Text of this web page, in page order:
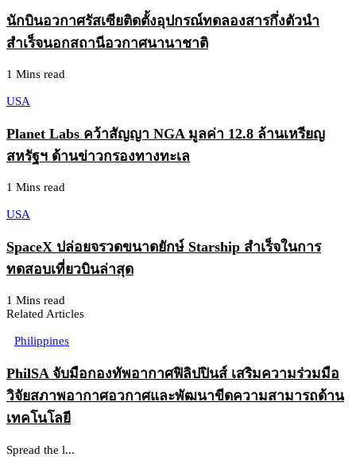
นักบินอวกาศรัสเซียติดตั้งอุปกรณ์ทดลองสารกึ่งตัวนำ
สำเร็จนอกสถานีอวกาศนานาชาติ
1 Mins read
USA
Planet Labs คว้าสัญญา NGA มูลค่า 12.8 ล้านเหรียญ
สหรัฐฯ ด้านข่าวกรองทางทะเล
1 Mins read
USA
SpaceX ปล่อยจรวดขนาดยักษ์ Starship สำเร็จในการ
ทดสอบเที่ยวบินล่าสุด
1 Mins read
Related Articles
Philippines
PhilSA จับมือกองทัพอากาศฟิลิปปินส์ เสริมความร่วมมือ
วิจัยสภาพอากาศอวกาศและพัฒนาขีดความสามารถด้าน
เทคโนโลยี
Spread the l...